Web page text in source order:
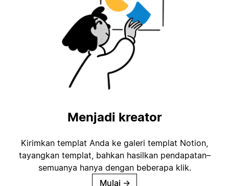
Menjadi kreator
Kirimkan templat Anda ke galeri templat Notion,
tayangkan templat, bahkan hasilkan pendapatan–
semuanya hanya dengan beberapa klik.
Mulai →